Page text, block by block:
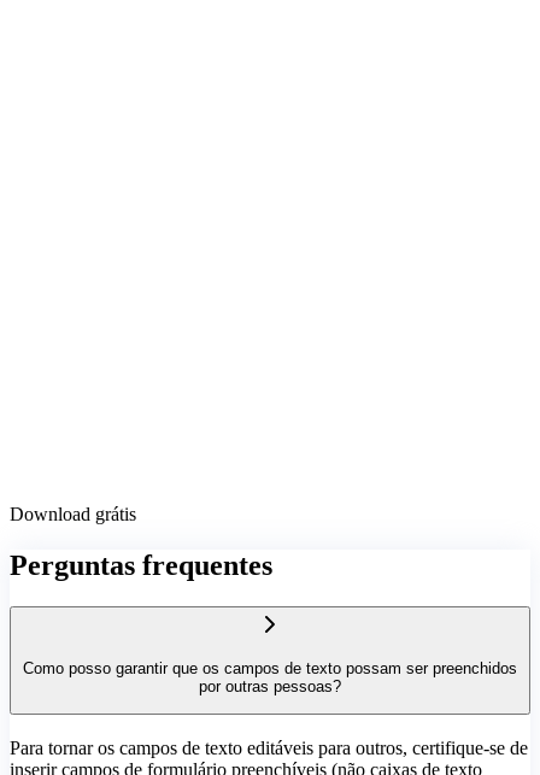
Download grátis
Perguntas frequentes
Como posso garantir que os campos de texto possam ser preenchidos
por outras pessoas?
Para tornar os campos de texto editáveis para outros, certifique-se de
inserir campos de formulário preenchíveis (não caixas de texto